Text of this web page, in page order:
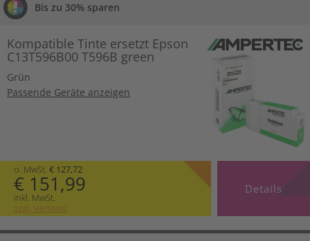
Bis zu 30% sparen
Kompatible Tinte ersetzt Epson
C13T596B00 T596B green
Grün
Passende Geräte anzeigen
o. MwSt. € 127,72
€ 151,99
inkl. MwSt.
zzgl. Versand
Details